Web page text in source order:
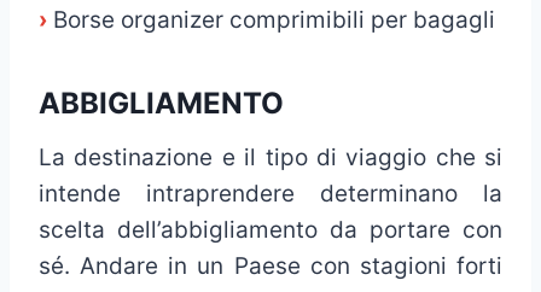
› Borse organizer comprimibili per bagagli
ABBIGLIAMENTO
La destinazione e il tipo di viaggio che si
intende intraprendere determinano la
scelta dell’abbigliamento da portare con
sé. Andare in un Paese con stagioni forti